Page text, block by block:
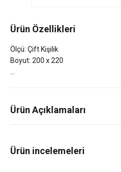
Ürün Özellikleri
Ölçü: Çift Kişilik
Boyut: 200 x 220
Ürün Açıklamaları